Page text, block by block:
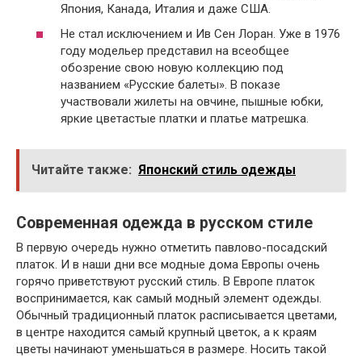
Япония, Канада, Италия и даже США.
Не стал исключением и Ив Сен Лоран. Уже в 1976
году модельер представил на всеобщее
обозрение свою новую коллекцию под
названием «Русские балеты». В показе
участвовали жилеты на овчине, пышные юбки,
яркие цветастые платки и платье матрешка.
Читайте также: Японский стиль одежды
Современная одежда в русском стиле
В первую очередь нужно отметить павлово-посадский
платок. И в наши дни все модные дома Европы очень
горячо приветствуют русский стиль. В Европе платок
воспринимается, как самый модный элемент одежды.
Обычный традиционный платок расписывается цветами,
в центре находится самый крупный цветок, а к краям
цветы начинают уменьшаться в размере. Носить такой